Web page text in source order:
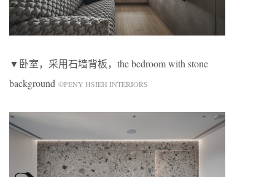
▼卧室，采用石墙背板，the bedroom with stone
background ©PENY HSIEH INTERIORS